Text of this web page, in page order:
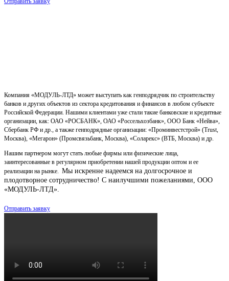
Компания «МОДУЛЬ-ЛТД» может выступать как генподрядчик по строительству
банков и других объектов из сектора кредитования и финансов в любом субъекте
Российской Федерации. Нашими клиентами уже стали такие банковские и кредитные
организации, как: ОАО «РОСБАНК», ОАО «Россельхозбанк», ООО Банк «Нейва»,
Сбербанк РФ и др., а также генподрядные организации: «Проминвестстрой» (Trust,
Москва), «Мегарон» (Промсвязьбанк, Москва), «Соларекс» (ВТБ, Москва) и др.
Нашим партнером могут стать любые фирмы или физические лица,
заинтересованные в регулярном приобретении нашей продукции оптом и ее
реализации на рынке. Мы искренне надеемся на долгосрочное и
плодотворное сотрудничество! С наилучшими пожеланиями, ООО
«МОДУЛЬ-ЛТД».
Отправить заявку